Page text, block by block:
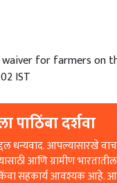
waiver for farmers on
IST
पाठिंबा दर्शवा
धन्यवाद. आपल्यासारखे
आणि ग्रामीण
सहकार्य आवश्यक आहे.